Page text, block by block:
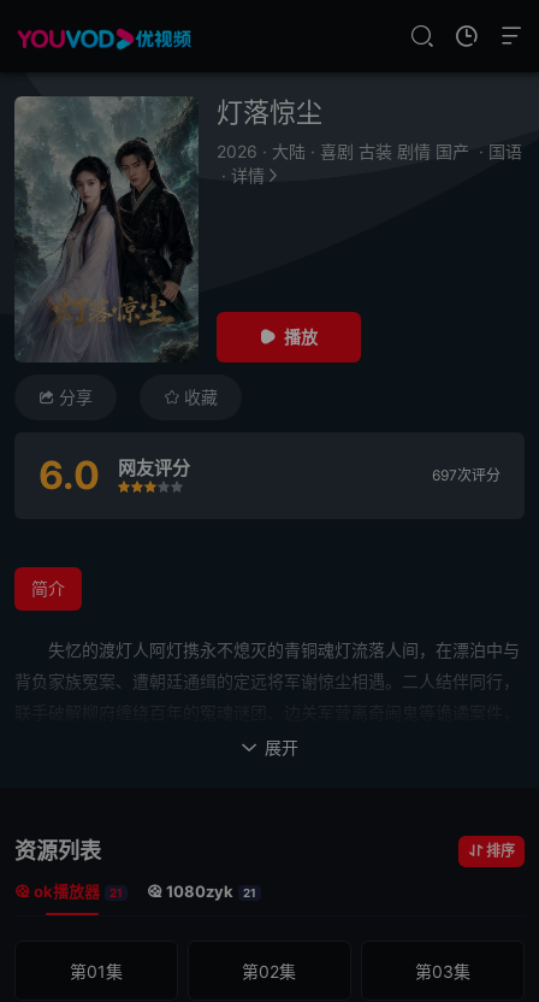
灯落惊尘
2026 · 大陆 · 喜剧 古装 剧情 国产 · 国语
· 详情
播放
分享 收藏
6.0 网友评分
很差较差还行
推荐
力荐
697次评分
简介
失忆的渡灯人阿灯携永不熄灭的青铜魂灯流落人间，在漂泊中与
背负家族冤案、遭朝廷通缉的定远将军谢惊尘相遇。二人结伴同行，
于抽丝剥茧中逐渐揭开三百年前那场人魔大战的尘封真相——原来阿
了守护人间安宁，展开了一系列惊心动魄的故事。
 展开
资源列表 排序
ok播放器 21 1080zyk 21
第01集 第02集 第03集